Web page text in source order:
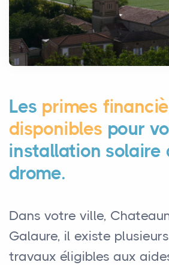
Les primes
disponibles pour
installation solaire
drome.
Dans votre ville,
Galaure, il existe
travaux éligibles aux